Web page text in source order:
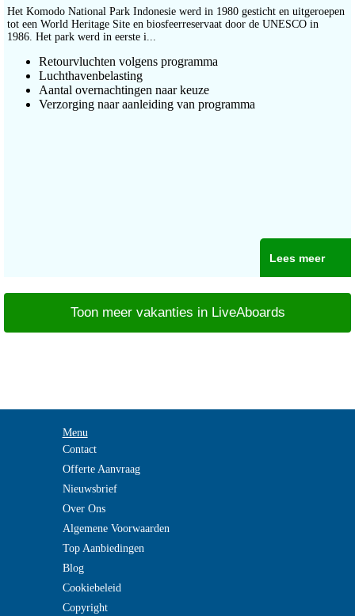
Het Komodo National Park Indonesie werd in 1980 gesticht en uitgeroepen
tot een World Heritage Site en biosfeerreservaat door de UNESCO in
1986. Het park werd in eerste i...
Retourvluchten volgens programma
Luchthavenbelasting
Aantal overnachtingen naar keuze
Verzorging naar aanleiding van programma
Lees meer
Toon meer vakanties in LiveAboards
Menu
Contact
Offerte Aanvraag
Nieuwsbrief
Over Ons
Algemene Voorwaarden
Top Aanbiedingen
Blog
Cookiebeleid
Copyright